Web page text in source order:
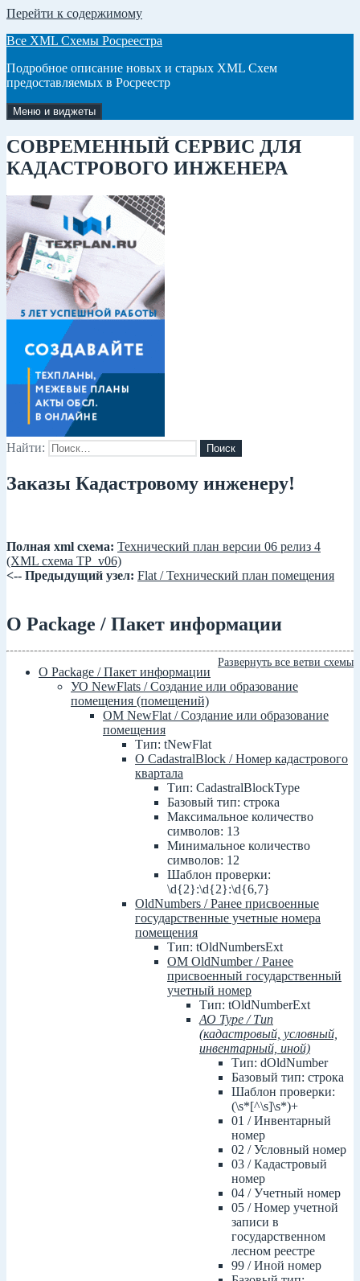
Перейти к содержимому
Все XML Схемы Росреестра
Подробное описание новых и старых XML Схем
предоставляемых в Росреестр
Меню и виджеты
СОВРЕМЕННЫЙ СЕРВИС ДЛЯ
КАДАСТРОВОГО ИНЖЕНЕРА
Найти:
Заказы Кадастровому инженеру!
Полная xml схема: Технический план версии 06 релиз 4
(XML схема TP_v06)
<-- Предыдущий узел: Flat / Технический план помещения
О Package / Пакет информации
Развернуть все ветви схемы
О Package / Пакет информации
УО NewFlats / Создание или образование
помещения (помещений)
ОМ NewFlat / Создание или образование
помещения
Тип: tNewFlat
О CadastralBlock / Номер кадастрового
квартала
Тип: CadastralBlockType
Базовый тип: строка
Максимальное количество
символов: 13
Минимальное количество
символов: 12
Шаблон проверки:
\d{2}:\d{2}:\d{6,7}
OldNumbers / Ранее присвоенные
государственные учетные номера
помещения
Тип: tOldNumbersExt
ОМ OldNumber / Ранее
присвоенный государственный
учетный номер
Тип: tOldNumberExt
АО Type / Тип
(кадастровый, условный,
инвентарный, иной)
Тип: dOldNumber
Базовый тип: строка
Шаблон проверки:
(\s*[^\s]\s*)+
01 / Инвентарный
номер
02 / Условный номер
03 / Кадастровый
номер
04 / Учетный номер
05 / Номер учетной
записи в
государственном
лесном реестре
99 / Иной номер